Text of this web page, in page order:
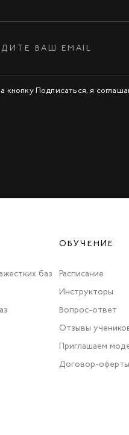
кнопку Подписаться, я
баз
ОБУЧЕНИЕ
Расписание
Инструкторы
Вопрос-ответ
Отзывы
Приглашаем
Договор-